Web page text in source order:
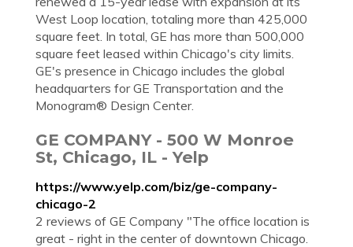
West Loop location, totaling more than 425,000
square feet. In total, GE has more than 500,000
square feet leased within Chicago's city limits.
GE's presence in Chicago includes the global
headquarters for GE Transportation and the
Monogram® Design Center.
GE COMPANY - 500 W Monroe
St, Chicago, IL - Yelp
https://www.yelp.com/biz/ge-company-
chicago-2
2 reviews of GE Company "The office location is
great - right in the center of downtown Chicago.